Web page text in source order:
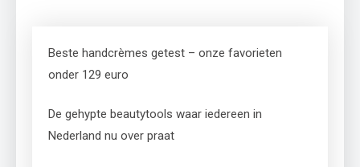
Beste handcrèmes getest – onze favorieten
onder 129 euro
De gehypte beautytools waar iedereen in
Nederland nu over praat